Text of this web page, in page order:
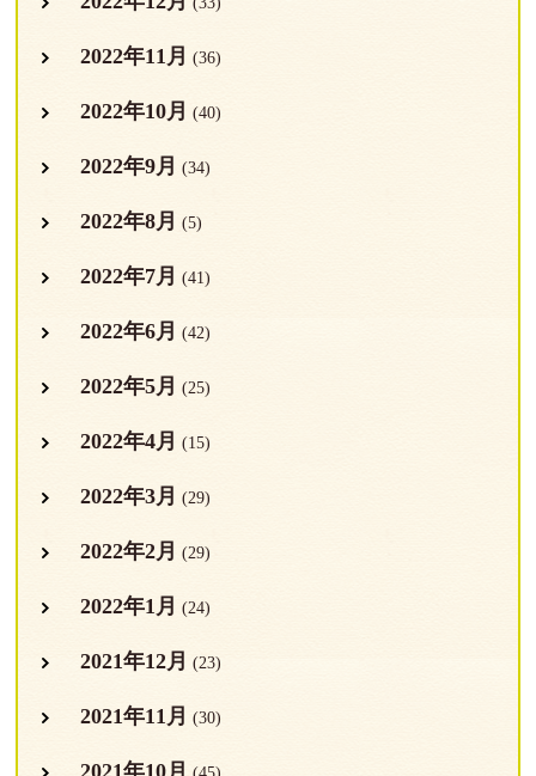
2022年11月 (36)
2022年10月 (40)
2022年9月 (34)
2022年8月 (5)
2022年7月 (41)
2022年6月 (42)
2022年5月 (25)
2022年4月 (15)
2022年3月 (29)
2022年2月 (29)
2022年1月 (24)
2021年12月 (23)
2021年11月 (30)
2021年10月